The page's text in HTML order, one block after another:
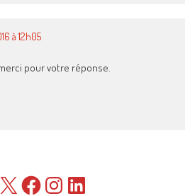
à 12h05
pour votre réponse.
FacebookInstagramLinkedIn